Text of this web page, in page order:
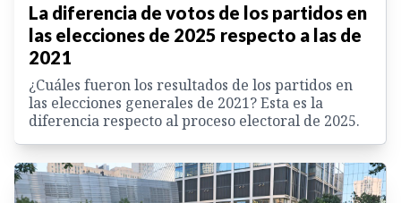
La diferencia de votos de los partidos en
las elecciones de 2025 respecto a las de
2021
¿Cuáles fueron los resultados de los partidos en
las elecciones generales de 2021? Esta es la
diferencia respecto al proceso electoral de 2025.